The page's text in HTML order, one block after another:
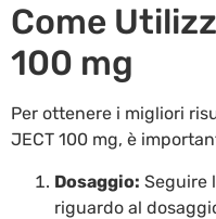
Come
100 mg
Per ottenere i migliori
JECT 100 mg, è
Dosaggio: Seguire
riguardo al